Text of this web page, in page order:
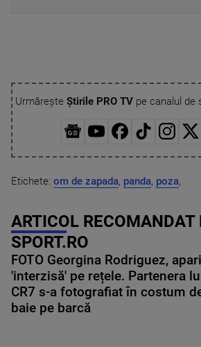
Urmărește Știrile PRO TVpe canalul de
Etichete: om de zapada, panda, poza,
ARTICOL RECOMANDAT
SPORT.RO
FOTO Georgina Rodriguez,
'interzisă' pe rețele. Partenera
CR7 s-a fotografiat în costum
baie pe barcă